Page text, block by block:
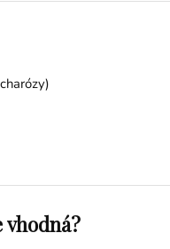
vhodná?